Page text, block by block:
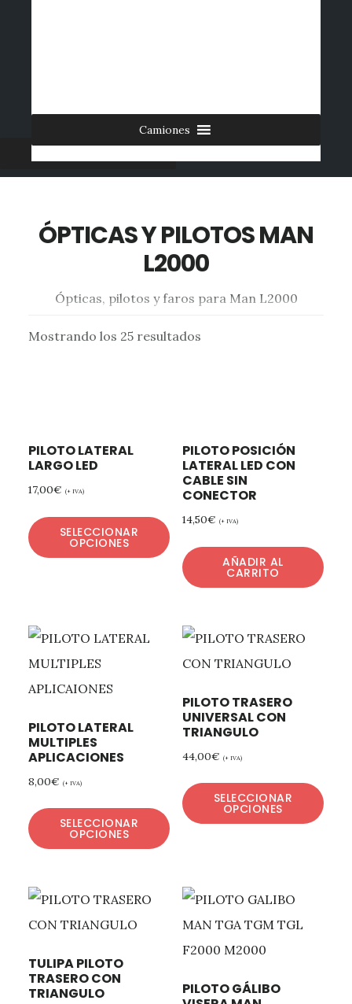
Camiones
ÓPTICAS Y PILOTOS MAN
L2000
Ópticas, pilotos y faros para Man L2000
Mostrando los 25 resultados
PILOTO LATERAL
LARGO LED
17,00€ (+ IVA)
SELECCIONAR
OPCIONES
PILOTO POSICIÓN
LATERAL LED CON
CABLE SIN
CONECTOR
14,50€ (+ IVA)
AÑADIR AL
CARRITO
PILOTO LATERAL
MULTIPLES
APLICACIONES
8,00€ (+ IVA)
SELECCIONAR
OPCIONES
PILOTO TRASERO
UNIVERSAL CON
TRIANGULO
44,00€ (+ IVA)
SELECCIONAR
OPCIONES
TULIPA PILOTO
TRASERO CON
TRIANGULO
PILOTO GÁLIBO